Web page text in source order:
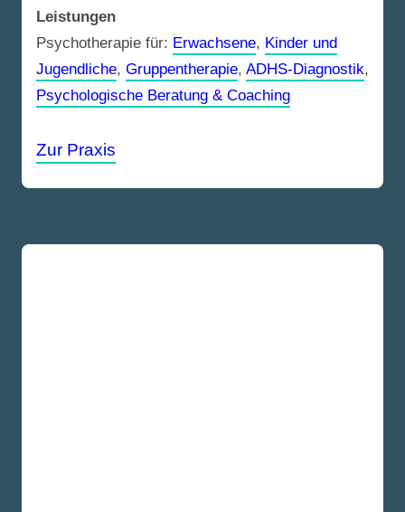
Leistungen
Psychotherapie für: Erwachsene, Kinder und
Jugendliche, Gruppentherapie, ADHS-Diagnostik,
Psychologische Beratung & Coaching
Zur Praxis